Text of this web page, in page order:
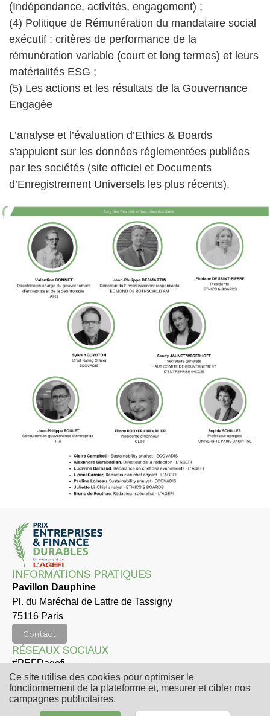
(Indépendance, activités, engagement) ;
(4) Politique de Rémunération du mandataire social
exécutif : critères de performance de la
rémunération variable (court et long termes) et leurs
matérialités ESG ;
(5) Les actions et les résultats de la Gouvernance
Engagée
L’analyse et l’évaluation d’Ethics & Boards
s'appuient sur les données réglementées publiées
par les sociétés (site officiel et Documents
d’Enregistrement Universels les plus récents).
INFORMATIONS PRATIQUES
Pavillon Dauphine
Pl. du Maréchal de Lattre de Tassigny
75116 Paris
Contact
RÉSEAUX SOCIAUX
#PEFDagefi
Twit
ter
Link
edi
n
Ce site utilise des cookies pour optimiser le
fonctionnement de la plateforme et, mesurer et cibler nos
campagnes publicitaires.